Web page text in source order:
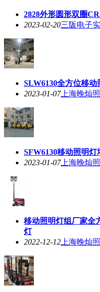
2828外形圆形双圈
2023-02-20三阪电子
SLW6130全方位移
2023-01-07上海晚灿
SFW6130移动照明
2023-01-07上海晚灿
移动照明灯组厂家全
灯
2022-12-12 上海晚灿